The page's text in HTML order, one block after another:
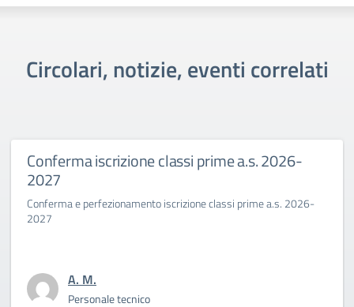
Circolari, notizie, eventi correlati
2026-
prime a.s. 2026-
Primo giorno di scuola al Savoia
La Dirigente Bertini: “affrontiamo con